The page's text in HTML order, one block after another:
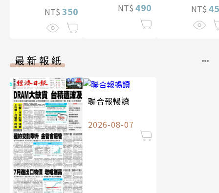
NT$ 350 NT$ 490 NT$
最新報紙
聯合報暢讀
2026-08-07